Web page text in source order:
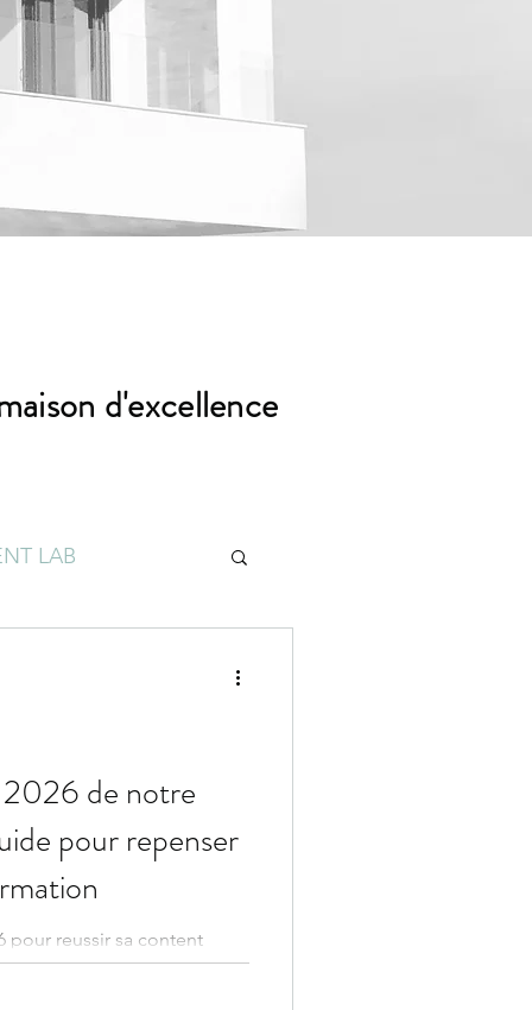
d'excellence
LAB
de notre
pour repenser
pour reussir sa content
of content.